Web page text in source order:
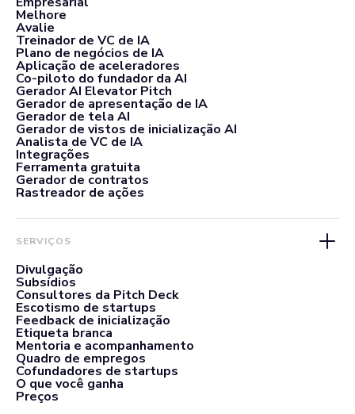
Melhore
Avalie
Treinador de VC de IA
Plano de negócios de IA
Aplicação de aceleradores
Co-piloto do fundador da AI
Gerador AI Elevator Pitch
Gerador de apresentação de IA
Gerador de tela AI
Gerador de vistos de inicialização AI
Analista de VC de IA
Integrações
Ferramenta gratuita
Gerador de contratos
Rastreador de ações
SERVIÇOS
Divulgação
Subsídios
Consultores da Pitch Deck
Escotismo de startups
Feedback de inicialização
Etiqueta branca
Mentoria e acompanhamento
Quadro de empregos
Cofundadores de startups
O que você ganha
Preços